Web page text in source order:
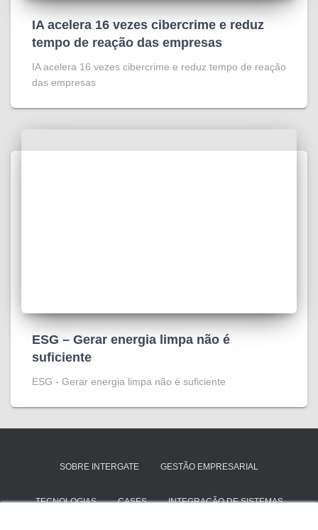
IA acelera 16 vezes cibercrime e reduz
tempo de reação das empresas
IA acelera 16 vezes cibercrime e reduz tempo de reação
das empresas
ESG – Gerar energia limpa não é
suficiente
ESG - Gerar energia limpa não é suficiente
SOBRE INTERGATE GESTÃO EMPRESARIAL
TECNOLOGIAS CASES INTEGRAÇÃO DE SISTEMAS